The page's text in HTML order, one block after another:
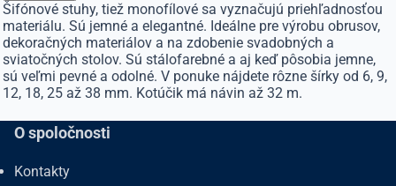
Šifónové stuhy, tiež monofílové sa vyznačujú priehľadnosťou
materiálu. Sú jemné a elegantné. Ideálne pre výrobu obrusov,
dekoračných materiálov a na zdobenie svadobných a
sviatočných stolov. Sú stálofarebné a aj keď pôsobia jemne,
sú veľmi pevné a odolné. V ponuke nájdete rôzne šírky od 6, 9,
12, 18, 25 až 38 mm. Kotúčik má návin až 32 m.
O spoločnosti
Kontakty